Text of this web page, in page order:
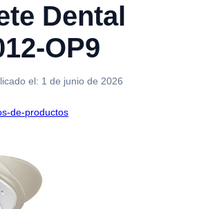
Dental
OP9
el: 1 de junio de 2026
de-productos